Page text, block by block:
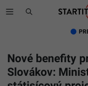
Nové benefity
Slovákov: